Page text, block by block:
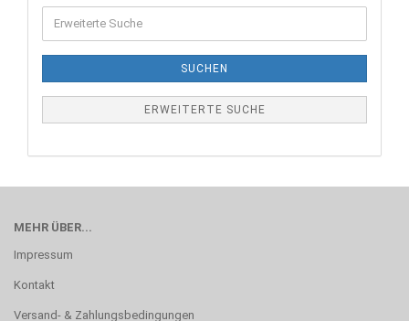
SUCHEN
ERWEITERTE SUCHE
MEHR ÜBER...
Impressum
Kontakt
Versand- & Zahlungsbedingungen